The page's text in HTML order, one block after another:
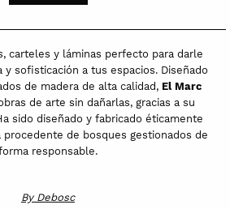
carteles y láminas perfecto para darle
y sofisticación a tus espacios. Diseñado
de madera de alta calidad, El Marc
de arte sin dañarlas, gracias a su
sido diseñado y fabricado éticamente
procedente de bosques gestionados de
responsable.
By Debosc